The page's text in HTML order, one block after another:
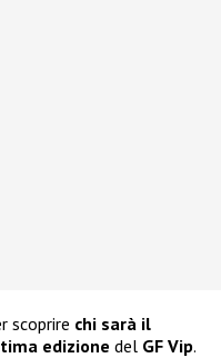
scoprire chi sarà il
edizione del GF Vip.